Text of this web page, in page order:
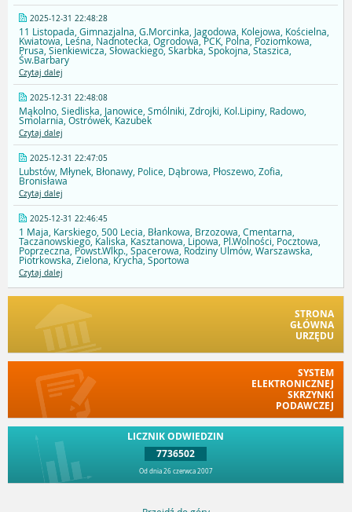
2025-12-31 22:48:28
11 Listopada, Gimnazjalna, G.Morcinka, Jagodowa, Kolejowa, Kościelna,
Kwiatowa, Leśna, Nadnotecka, Ogrodowa, PCK, Polna, Poziomkowa,
Prusa, Sienkiewicza, Słowackiego, Skarbka, Spokojna, Staszica,
Św.Barbary
Czytaj dalej
2025-12-31 22:48:08
Mąkolno, Siedliska, Janowice, Smólniki, Zdrojki, Kol.Lipiny, Radowo,
Smolarnia, Ostrówek, Kazubek
Czytaj dalej
2025-12-31 22:47:05
Lubstów, Młynek, Błonawy, Police, Dąbrowa, Płoszewo, Zofia,
Bronisława
Czytaj dalej
2025-12-31 22:46:45
1 Maja, Karskiego, 500 Lecia, Błankowa, Brzozowa, Cmentarna,
Taczanowskiego, Kaliska, Kasztanowa, Lipowa, Pl.Wolności, Pocztowa,
Poprzeczna, Powst.Wlkp., Spacerowa, Rodziny Ulmów, Warszawska,
Piotrkowska, Zielona, Krycha, Sportowa
Czytaj dalej
STRONA
GŁÓWNA
URZĘDU
SYSTEM
ELEKTRONICZNEJ
SKRZYNKI
PODAWCZEJ
LICZNIK ODWIEDZIN
7736502
Od dnia 26 czerwca 2007